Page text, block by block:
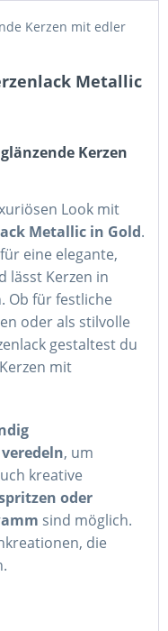
Kerzen mit edler
Metallic
Kerzen
Look mit
Metallic in Gold.
eine elegante,
lässt Kerzen in
Ob für festliche
oder als stilvolle
gestaltest du
mit
, um
kreative
oder
sind möglich.
die